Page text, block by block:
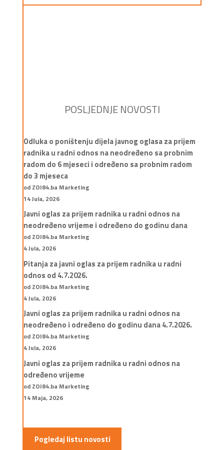
POSLJEDNJE NOVOSTI
Odluka o poništenju dijela javnog oglasa za prijem
radnika u radni odnos na neodređeno sa probnim
radom do 6 mjeseci i određeno sa probnim radom
do 3 mjeseca
od ZOI84.ba Marketing
14 Jula, 2026
Javni oglas za prijem radnika u radni odnos na
neodređeno vrijeme i određeno do godinu dana
od ZOI84.ba Marketing
4 Jula, 2026
Pitanja za javni oglas za prijem radnika u radni
odnos od 4.7.2026.
od ZOI84.ba Marketing
4 Jula, 2026
Javni oglas za prijem radnika u radni odnos na
neodređeno i određeno do godinu dana 4.7.2026.
od ZOI84.ba Marketing
4 Jula, 2026
Javni oglas za prijem radnika u radni odnos na
određeno vrijeme
od ZOI84.ba Marketing
14 Maja, 2026
Pogledaj listu novosti